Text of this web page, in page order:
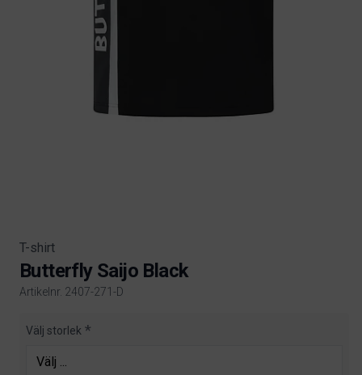
T-shirt
Butterfly Saijo Black
Artikelnr. 2407-271-D
Product information
Välj storlek